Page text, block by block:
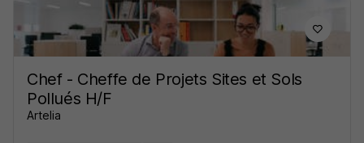
Chef - Cheffe de Projets Sites et Sols
Pollués H/F
Artelia